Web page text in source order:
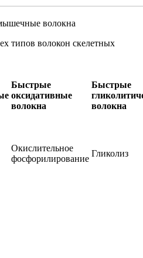
волокна
типов волокон скелетных
Быстрые
оксидативные
волокна
Быстрые
волокна
Окислительное
фосфорилирование
Гликолиз